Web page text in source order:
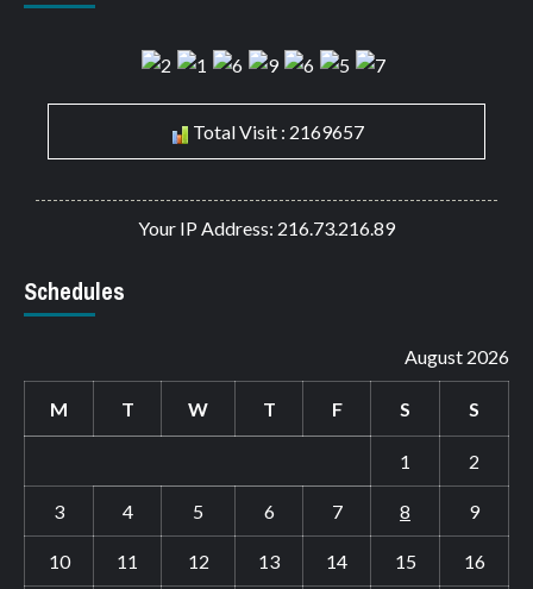
Total Visit : 2169657
Your IP Address: 216.73.216.89
Schedules
August 2026
M T W T F S S
1 2
3 4 5 6 7 8 9
10 11 12 13 14 15 16